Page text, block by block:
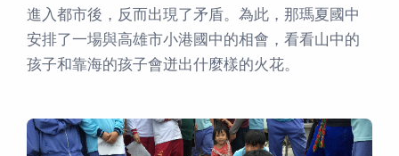
進入都市後，反而出現了矛盾。為此，那瑪夏國中
安排了一場與高雄市小港國中的相會，看看山中的
孩子和靠海的孩子會迸出什麼樣的火花。